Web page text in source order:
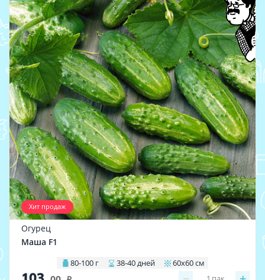
Хит продаж
Огурец
Маша F1
80-100 г 38-40 дней 60х60 см